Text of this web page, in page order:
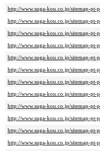
http://www.suga-kou.co.jp/sitemap-pt-
http://www.suga-kou.co.jp/sitemap-pt-
http://www.suga-kou.co.jp/sitemap-pt-
http://www.suga-kou.co.jp/sitemap-pt-
http://www.suga-kou.co.jp/sitemap-pt-
http://www.suga-kou.co.jp/sitemap-pt-
http://www.suga-kou.co.jp/sitemap-pt-
http://www.suga-kou.co.jp/sitemap-pt-
http://www.suga-kou.co.jp/sitemap-pt-
http://www.suga-kou.co.jp/sitemap-pt-
http://www.suga-kou.co.jp/sitemap-pt-
http://www.suga-kou.co.jp/sitemap-pt-